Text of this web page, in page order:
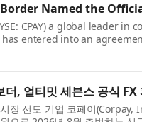
Border Named the
CPAY) a global leader in
entered into an
Group lau...
더, 얼티밋 세븐스 공식 FX
장 선도 기업 코페이(Corpay,